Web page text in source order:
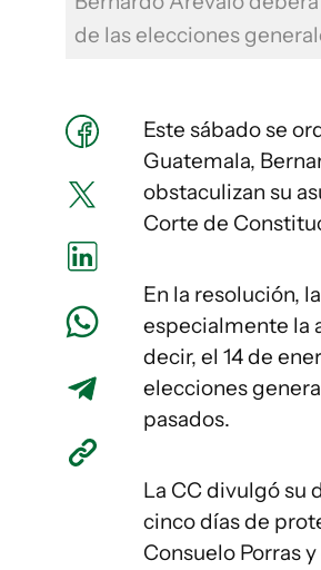
de las elecciones
Este sábado se
Guatemala,
obstaculizan su
Corte de
En la resolución,
especialmente la
decir, el 14 de
elecciones
pasados.
La CC divulgó su
cinco días de
Consuelo Porras